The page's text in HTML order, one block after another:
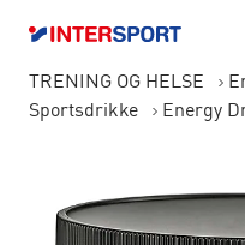
TRENING OG HELSE
Sportsdrikke
Energy